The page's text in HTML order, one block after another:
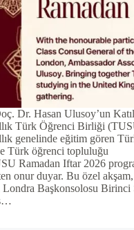
Dr. Hasan Ulusoy’un
Türk Öğrenci Birliği
genelinde eğitim gören
Türk öğrenci topluluğu
Ramadan Iftar 2026
onur duyar. Bu özel
Başkonsolosu Birinci